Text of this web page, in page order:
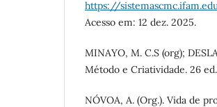
https://
Acesso em: 12 dez. 2025.
MINAYO, M. C.S (org);
Método e Criatividade. 26
NÓVOA, A. (Org.). Vida de